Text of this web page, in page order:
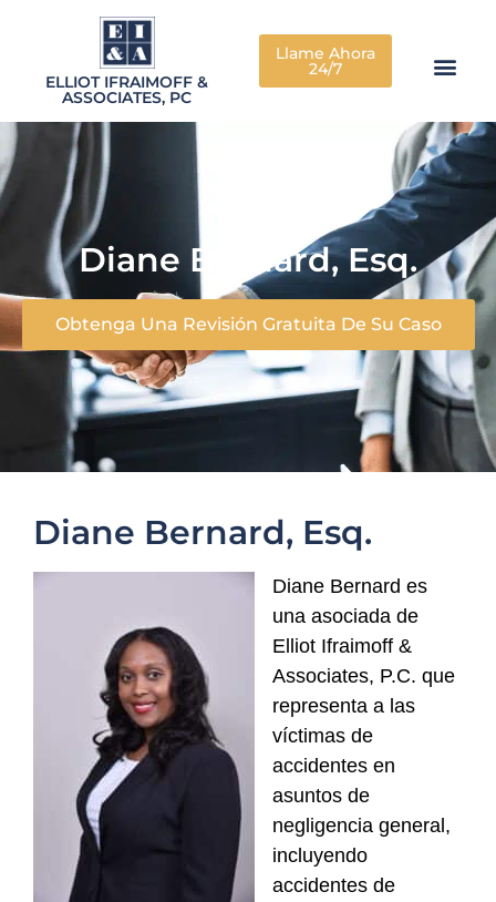
ELLIOT IFRAIMOFF &
ASSOCIATES, PC
Llame Ahora
24/7
Diane Bernard, Esq.
Obtenga Una Revisión Gratuita De Su Caso
Diane Bernard, Esq.
Diane Bernard es
una asociada de
Elliot Ifraimoff &
Associates, P.C. que
representa a las
víctimas de
accidentes en
asuntos de
negligencia general,
incluyendo
accidentes de